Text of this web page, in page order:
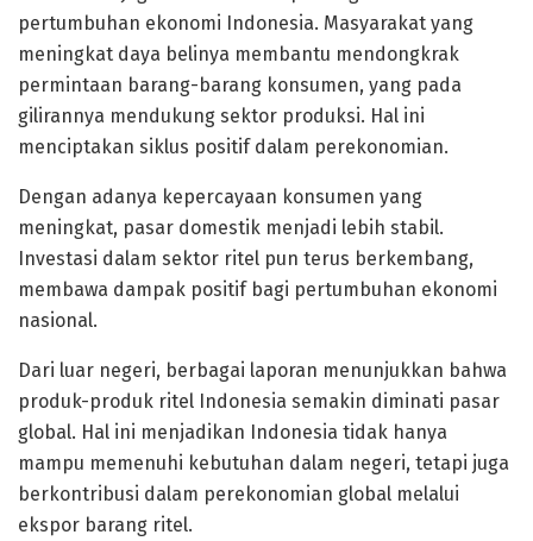
pertumbuhan ekonomi Indonesia. Masyarakat yang
meningkat daya belinya membantu mendongkrak
permintaan barang-barang konsumen, yang pada
gilirannya mendukung sektor produksi. Hal ini
menciptakan siklus positif dalam perekonomian.
Dengan adanya kepercayaan konsumen yang
meningkat, pasar domestik menjadi lebih stabil.
Investasi dalam sektor ritel pun terus berkembang,
membawa dampak positif bagi pertumbuhan ekonomi
nasional.
Dari luar negeri, berbagai laporan menunjukkan bahwa
produk-produk ritel Indonesia semakin diminati pasar
global. Hal ini menjadikan Indonesia tidak hanya
mampu memenuhi kebutuhan dalam negeri, tetapi juga
berkontribusi dalam perekonomian global melalui
ekspor barang ritel.